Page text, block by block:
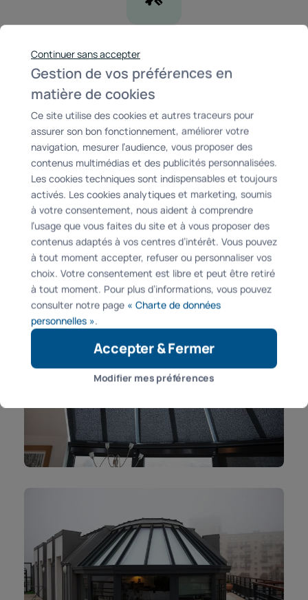
Difficulté : Elevée
Continuer sans accepter
Gestion de vos préférences en
matière de cookies
Ce site utilise des cookies et autres traceurs pour
assurer son bon fonctionnement, améliorer votre
navigation, mesurer l’audience, vous proposer des
contenus multimédias et des publicités personnalisées.
Les cookies techniques sont indispensables et toujours
activés. Les cookies analytiques et marketing, soumis
à votre consentement, nous aident à comprendre
l’usage que vous faites du site et à vous proposer des
contenus adaptés à vos centres d’intérêt. Vous pouvez
à tout moment accepter, refuser ou personnaliser vos
choix. Votre consentement est libre et peut être retiré
à tout moment. Pour plus d’informations, vous pouvez
consulter notre page « Charte de données
personnelles ».
Accepter & Fermer
Modifier mes préférences